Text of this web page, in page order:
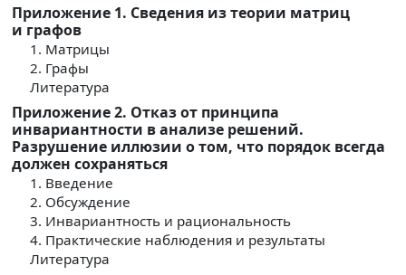
Приложение 1. Сведения из теории матриц
и графов
1. Матрицы
2. Графы
Литература
Приложение 2. Отказ от принципа
инвариантности в анализе решений.
Разрушение иллюзии о том, что порядок всегда
должен сохраняться
1. Введение
2. Обсуждение
3. Инвариантность и рациональность
4. Практические наблюдения и результаты
Литература